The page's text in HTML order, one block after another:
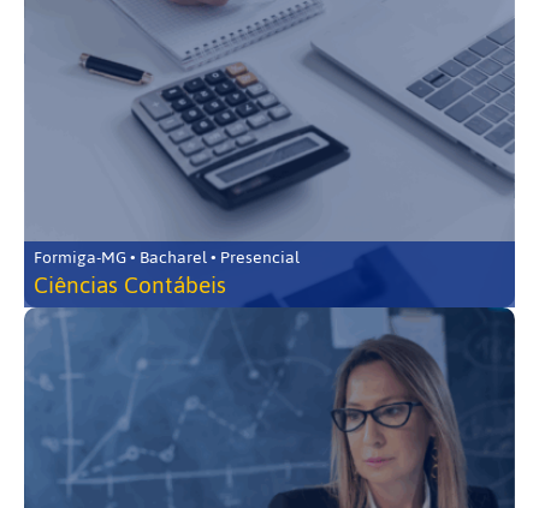
Formiga-MG • Bacharel • Presencial
Ciências Contábeis